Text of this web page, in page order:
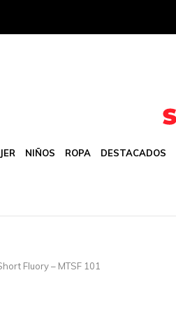
NIÑOS ROPA DESTACADOS
Fluory – MTSF 101